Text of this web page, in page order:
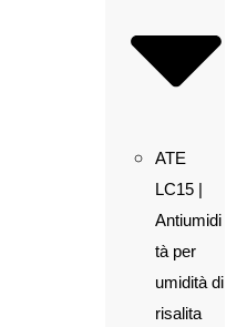
ATE
LC15 |
Antiumidi
tà per
umidità di
risalita